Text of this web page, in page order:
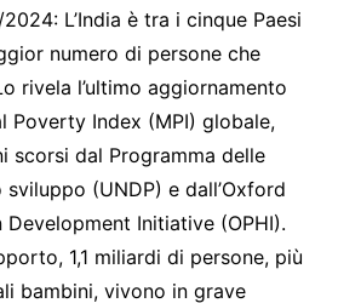
L’India è tra i cinque Paesi
numero di persone che
rivela l’ultimo aggiornamento
Poverty Index (MPI) globale,
scorsi dal Programma delle
(UNDP) e dall’Oxford
Initiative (OPHI).
1,1 miliardi di persone, più
bambini, vivono in grave